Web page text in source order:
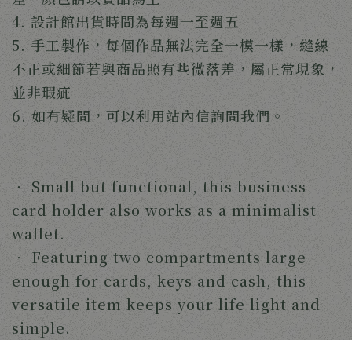
4. 設計館出貨時間為每週一至週五
5. 手工製作，每個作品無法完全一模一樣，縫線
不正或細節若與商品照有些微落差，屬正常現象，
並非瑕疵
6. 如有疑問，可以利用站內信詢問我們。
‧ Small but functional, this business
card holder also works as a minimalist
wallet.
‧ Featuring two compartments large
enough for cards, keys and cash, this
versatile item keeps your life light and
simple.